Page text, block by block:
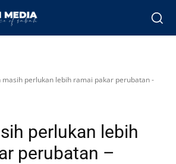
masih perlukan lebih ramai pakar perubatan -
perlukan lebih
perubatan –